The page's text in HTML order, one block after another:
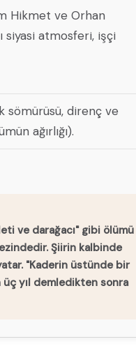
Hikmet ve Orhan
siyasi atmosferi, işçi
sömürüsü, direnç ve
ağırlığı).
ve darağacı" gibi ölümü
Şiirin kalbinde
"Kaderin üstünde bir
üç yıl demledikten sonra